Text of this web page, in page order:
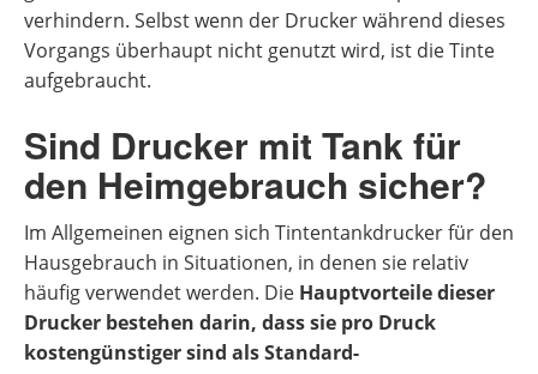
verhindern. Selbst wenn der Drucker während dieses
Vorgangs überhaupt nicht genutzt wird, ist die Tinte
aufgebraucht.
Sind Drucker mit Tank für
den Heimgebrauch sicher?
Im Allgemeinen eignen sich Tintentankdrucker für den
Hausgebrauch in Situationen, in denen sie relativ
häufig verwendet werden. Die Hauptvorteile dieser
Drucker bestehen darin, dass sie pro Druck
kostengünstiger sind als Standard-